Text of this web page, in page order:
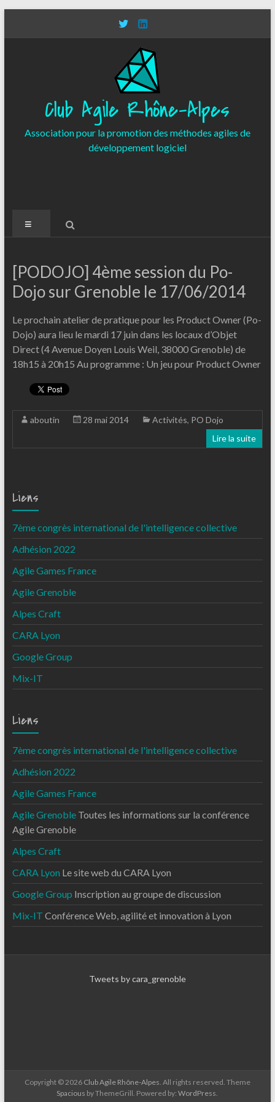
contenu
Club Agile Rhône-Alpes
Association pour la promotion des méthodes agiles de
développement logiciel
Menu
[PODOJO] 4ème session du Po-
Dojo sur Grenoble le 17/06/2014
Le prochain atelier de pratique pour les Product Owner (Po-
Dojo) aura lieu le mardi 17 juin dans les locaux d’Objet
Direct (4 Avenue Doyen Louis Weil, 38000 Grenoble) de
18h15 à 20h15 Au programme : Un jeu pour Product Owner
aboutin 28 mai 2014 Activités, PO Dojo
Lire la suite
Liens
7ème congrès international de l'intelligence collective
Adhésion 2022
Agile Games France
Agile Grenoble
Alpes Craft
CARA Lyon
Google Group
Mix-IT
Liens
7ème congrès international de l'intelligence collective
Adhésion 2022
Agile Games France
Agile GrenobleToutes les informations sur la conférence
Agile Grenoble
Alpes Craft
CARA Lyon Le site web du CARA Lyon
Google Group Inscription au groupe de discussion
Mix-IT Conférence Web, agilité et innovation à Lyon
Tweets by cara_grenoble
Copyright © 2026 Club Agile Rhône-Alpes. All rights reserved. Theme
Spacious by ThemeGrill. Powered by:WordPress.